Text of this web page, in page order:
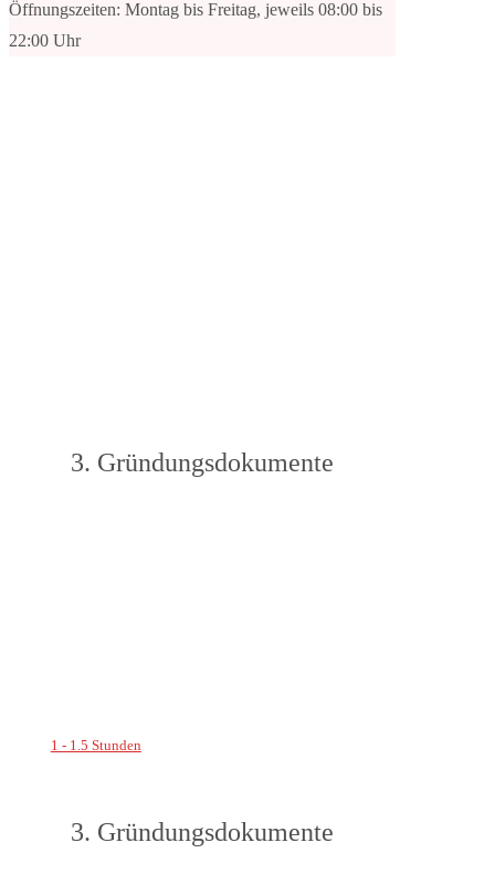
Öffnungszeiten: Montag bis Freitag, jeweils 08:00 bis
22:00 Uhr
3. Gründungsdokumente
1 - 1.5 Stunden
3. Gründungsdokumente